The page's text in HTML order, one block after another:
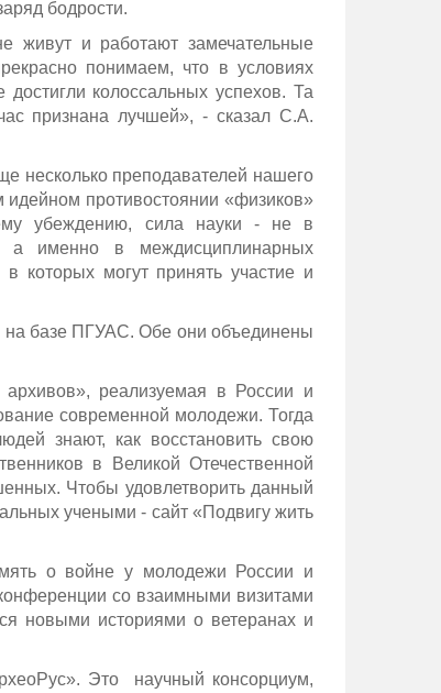
бодрости.
живут и работают замечательные
понимаем, что в условиях
колоссальных успехов. Та
признана лучшей», - сказал С.А.
несколько преподавателей нашего
противостоянии «физиков»
убеждению, сила науки - не в
а именно в междисциплинарных
которых могут принять участие и
на базе ПГУАС. Обе они объединены
реализуемая в России и
современной молодежи. Тогда
знают, как восстановить свою
в Великой Отечественной
Чтобы удовлетворить данный
учеными - сайт «Подвигу жить
о войне у молодежи России и
со взаимными визитами
новыми историями о ветеранах и
Это научный консорциум,